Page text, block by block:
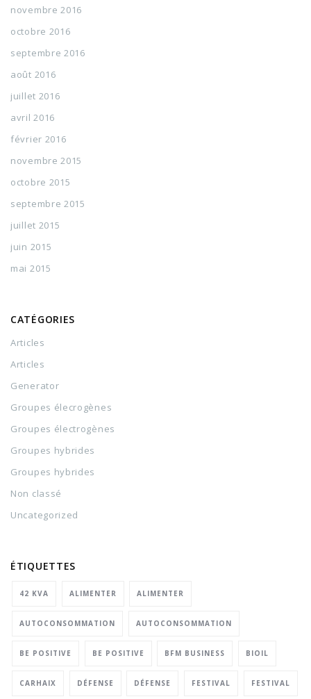
novembre 2016
octobre 2016
septembre 2016
août 2016
juillet 2016
avril 2016
février 2016
novembre 2015
octobre 2015
septembre 2015
juillet 2015
juin 2015
mai 2015
CATÉGORIES
Articles
Articles
Generator
Groupes élecrogènes
Groupes électrogènes
Groupes hybrides
Groupes hybrides
Non classé
Uncategorized
ÉTIQUETTES
42 KVA ALIMENTER ALIMENTER
AUTOCONSOMMATION AUTOCONSOMMATION
BE POSITIVE BE POSITIVE BFM BUSINESS BIOIL
CARHAIX DÉFENSE DÉFENSE FESTIVAL FESTIVAL